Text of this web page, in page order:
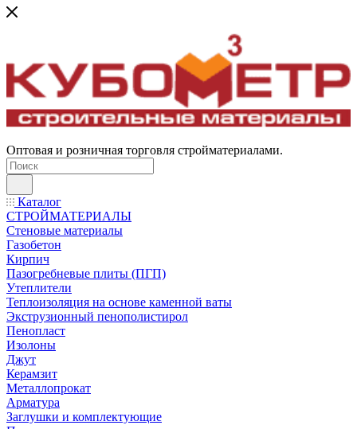
Оптовая и розничная торговля стройматериалами.
Каталог
СТРОЙМАТЕРИАЛЫ
Стеновые материалы
Газобетон
Кирпич
Пазогребневые плиты (ПГП)
Утеплители
Теплоизоляция на основе каменной ваты
Экструзионный пенополистирол
Пенопласт
Изолоны
Джут
Керамзит
Металлопрокат
Арматура
Заглушки и комплектующие